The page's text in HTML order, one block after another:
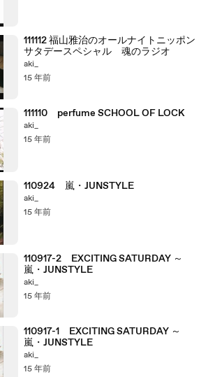
111112 福山雅治のオールナイトニッポン
サタデースペシャル 魂のラジオ
aki_
15 年前
111110 perfume SCHOOL OF LOCK
aki_
15 年前
110924 嵐・JUNSTYLE
aki_
15 年前
110917-2 EXCITING SATURDAY ～
嵐・JUNSTYLE
aki_
15 年前
110917-1 EXCITING SATURDAY ～
嵐・JUNSTYLE
aki_
15 年前